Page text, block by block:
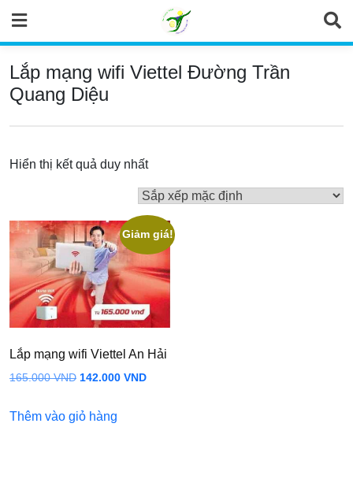
content
Lắp mạng wifi Viettel Đường Trần
Quang Diệu
Hiển thị kết quả duy nhất
Giảm giá!
Lắp mạng wifi Viettel An Hải
165.000VND Giá
là:
142.000 VNDGiá
Thêm vào giỏ hàng